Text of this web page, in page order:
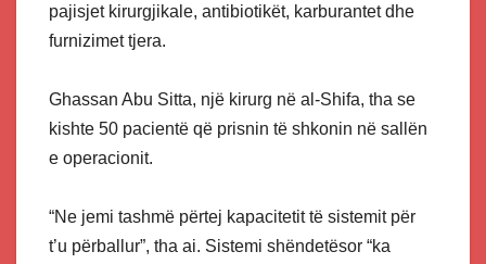
pajisjet kirurgjikale, antibiotikët, karburantet dhe
furnizimet tjera.
Ghassan Abu Sitta, një kirurg në al-Shifa, tha se
kishte 50 pacientë që prisnin të shkonin në sallën
e operacionit.
“Ne jemi tashmë përtej kapacitetit të sistemit për
t’u përballur”, tha ai. Sistemi shëndetësor “ka